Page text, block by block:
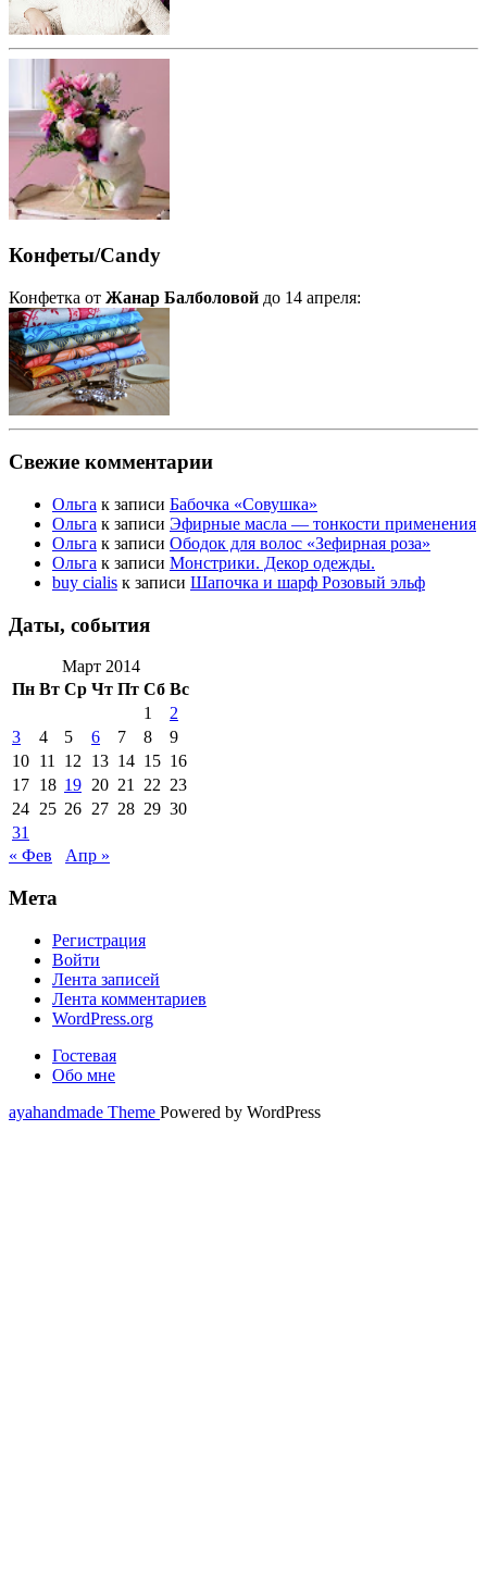
Конфеты/Candy
Конфетка от Жанар Балболовой до 14 апреля:
Свежие комментарии
Ольга к записи Бабочка «Совушка»
Ольга к записи Эфирные масла — тонкости применения
Ольга к записи Ободок для волос «Зефирная роза»
Ольга к записи Монстрики. Декор одежды.
buy cialis к записи Шапочка и шарф Розовый эльф
Даты, события
Март 2014
Пн Вт Ср Чт Пт Сб Вс
1
2
3
4 5 6 7 8
9
10 11 12 13 14 15 16
17 18 19 20 21 22 23
24 25 26 27 28 29 30
31
« Фев
Апр »
Мета
Регистрация
Войти
Лента записей
Лента комментариев
WordPress.org
Гостевая
Обо мне
ayahandmade Theme Powered by WordPress